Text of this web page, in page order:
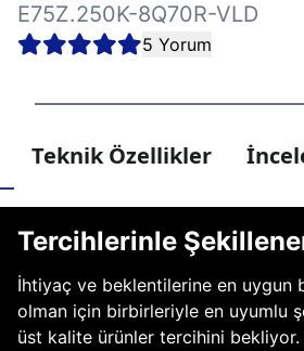
E75Z.250K-8Q70R-VLD
5 Yorum
Teknik Özellikler
Tercihlerinle
İhtiyaç ve beklentilerine en uygun
olman için birbirleriyle en uyumlu
üst kalite ürünler tercihini